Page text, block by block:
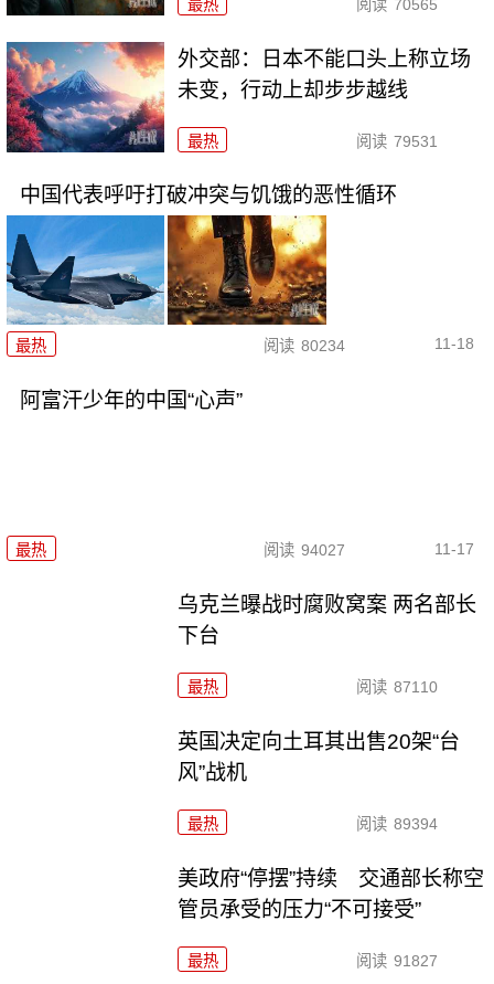
最热 阅读 70565
外交部：日本不能口头上称立场
未变，行动上却步步越线
最热 阅读 79531
中国代表呼吁打破冲突与饥饿的恶性循环
最热 阅读 80234 11-18
阿富汗少年的中国“心声”
最热 阅读 94027 11-17
乌克兰曝战时腐败窝案 两名部长
下台
最热 阅读 87110
英国决定向土耳其出售20架“台
风”战机
最热 阅读 89394
美政府“停摆”持续 交通部长称空
管员承受的压力“不可接受”
最热 阅读 91827